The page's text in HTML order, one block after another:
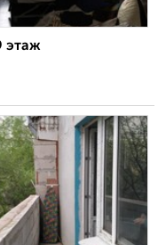
этаж